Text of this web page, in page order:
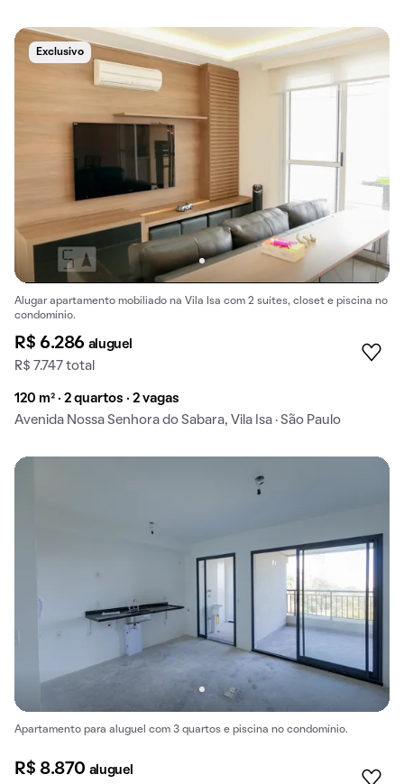
Exclusivo
Alugar apartamento mobiliado na Vila Isa com 2 suítes, closet e piscina no
condomínio.
R$ 6.286 aluguel
R$ 7.747 total
120 m² · 2 quartos · 2 vagas
Avenida Nossa Senhora do Sabara, Vila Isa · São Paulo
Apartamento para aluguel com 3 quartos e piscina no condomínio.
R$ 8.870 aluguel